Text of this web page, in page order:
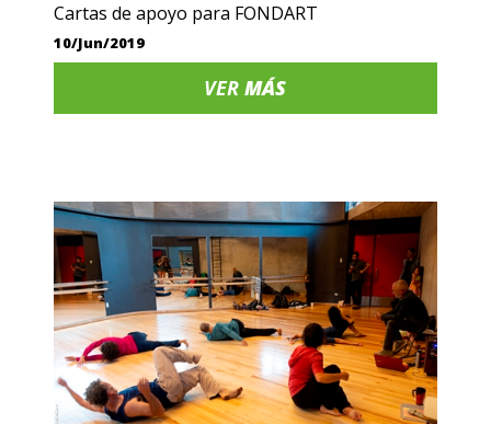
Cartas de apoyo para FONDART
10/Jun/2019
VERMÁS